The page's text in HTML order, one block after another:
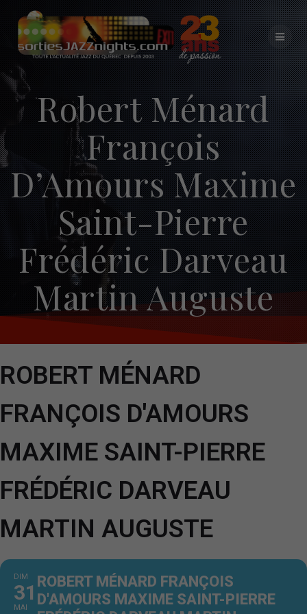
content
Robert Ménard
François
D’Amours Maxime
Saint-Pierre
Frédéric Darveau
Martin Auguste
ROBERT MÉNARD
FRANÇOIS D'AMOURS
MAXIME SAINT-PIERRE
FRÉDÉRIC DARVEAU
MARTIN AUGUSTE
DIM
31
MAI
ROBERT MÉNARD FRANÇOIS
D'AMOURS MAXIME SAINT-PIERRE